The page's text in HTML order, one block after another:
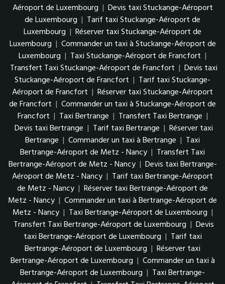
Aéroport de Luxembourg | Devis taxi Stuckange-Aéroport
de Luxembourg | Tarif taxi Stuckange-Aéroport de
Luxembourg | Réserver taxi Stuckange-Aéroport de
Luxembourg | Commander un taxi à Stuckange-Aéroport de
Luxembourg | Taxi Stuckange-Aéroport de Francfort |
Transfert Taxi Stuckange-Aéroport de Francfort | Devis taxi
Stuckange-Aéroport de Francfort | Tarif taxi Stuckange-
Aéroport de Francfort | Réserver taxi Stuckange-Aéroport
de Francfort | Commander un taxi à Stuckange-Aéroport de
Francfort | Taxi Bertrange | Transfert Taxi Bertrange |
Devis taxi Bertrange | Tarif taxi Bertrange | Réserver taxi
Bertrange | Commander un taxi à Bertrange | Taxi
Bertrange-Aéroport de Metz - Nancy | Transfert Taxi
Bertrange-Aéroport de Metz - Nancy | Devis taxi Bertrange-
Aéroport de Metz - Nancy | Tarif taxi Bertrange-Aéroport
de Metz - Nancy | Réserver taxi Bertrange-Aéroport de
Metz - Nancy | Commander un taxi à Bertrange-Aéroport de
Metz - Nancy | Taxi Bertrange-Aéroport de Luxembourg |
Transfert Taxi Bertrange-Aéroport de Luxembourg | Devis
taxi Bertrange-Aéroport de Luxembourg | Tarif taxi
Bertrange-Aéroport de Luxembourg | Réserver taxi
Bertrange-Aéroport de Luxembourg | Commander un taxi à
Bertrange-Aéroport de Luxembourg | Taxi Bertrange-